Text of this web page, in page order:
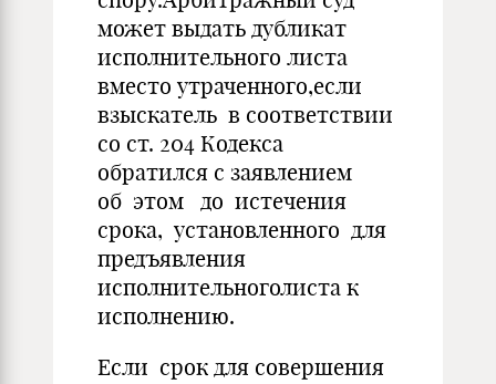
может выдать дубликат
исполнительного листа
вместо утраченного,если
взыскатель в соответствии
со ст. 204 Кодекса
обратился с заявлением
об этом до истечения
срока, установленного для
предъявления
исполнительноголиста к
исполнению.
Если срок для совершения